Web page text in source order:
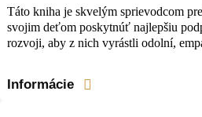
Táto kniha je skvelým sprievodcom
svojim deťom poskytnúť najlepšiu
rozvoji, aby z nich vyrástli odolní,
Informácie